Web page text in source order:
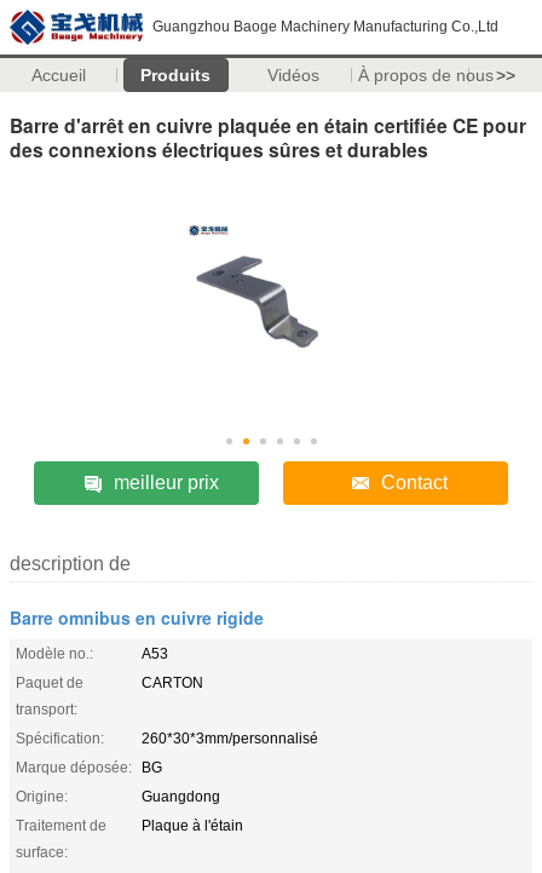
Guangzhou Baoge Machinery Manufacturing Co.,Ltd
Accueil Produits Vidéos À propos de nous>>
Barre d'arrêt en cuivre plaquée en étain certifiée CE pour
des connexions électriques sûres et durables
meilleur prix Contact
description de
Barre omnibus en cuivre rigide
Modèle no.:
A53
Paquet de
transport:
CARTON
Spécification:
260*30*3mm/personnalisé
Marque déposée:
BG
Origine:
Guangdong
Traitement de
surface:
Plaque à l'étain